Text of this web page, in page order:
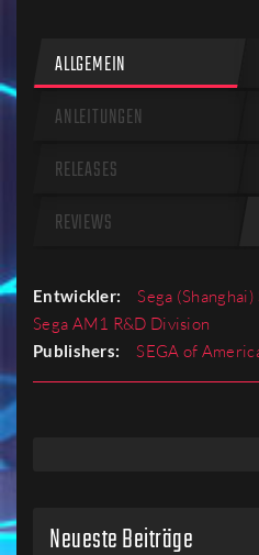
ALLGEMEIN
ANLEITUNGEN
RELEASES
REVIEWS
Entwickler: Sega
Sega AM1 R&D Division
Publishers: SEGA of
Neueste Beiträge